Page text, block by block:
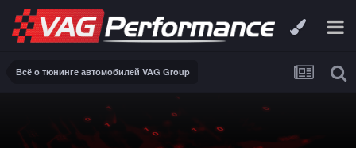
Всё о тюнинге автомобилей VAG Group